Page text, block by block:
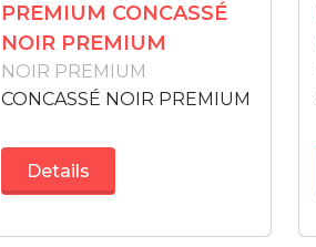
PREMIUM CONCASSÉ
NOIR PREMIUM
NOIR PREMIUM
CONCASSÉ NOIR PREMIUM
Details